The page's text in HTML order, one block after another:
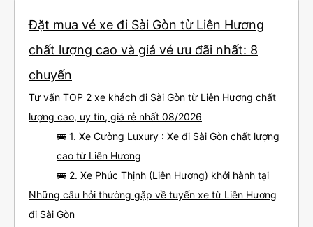
Đặt mua vé xe đi Sài Gòn từ Liên Hương
chất lượng cao và giá vé ưu đãi nhất: 8
chuyến
Tư vấn TOP 2 xe khách đi Sài Gòn từ Liên Hương chất
lượng cao, uy tín, giá rẻ nhất 08/2026
🚌 1. Xe Cường Luxury : Xe đi Sài Gòn chất lượng
cao từ Liên Hương
🚌 2. Xe Phúc Thịnh (Liên Hương) khởi hành tại
Những câu hỏi thường gặp về tuyến xe từ Liên Hương
đi Sài Gòn